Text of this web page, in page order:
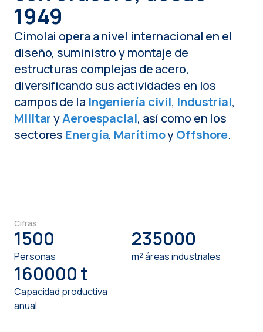
1949
Cimolai opera a nivel internacional en el
diseño, suministro y montaje de
estructuras complejas de acero,
diversificando sus actividades en los
campos de la Ingeniería civil, Industrial,
MilitaryAeroespacial, así como en los
sectores Energía, MarítimoyOffshore.
Cifras
Personas
1500
m² áreas industriales
235000
Capacidad productiva
anual
160000 t